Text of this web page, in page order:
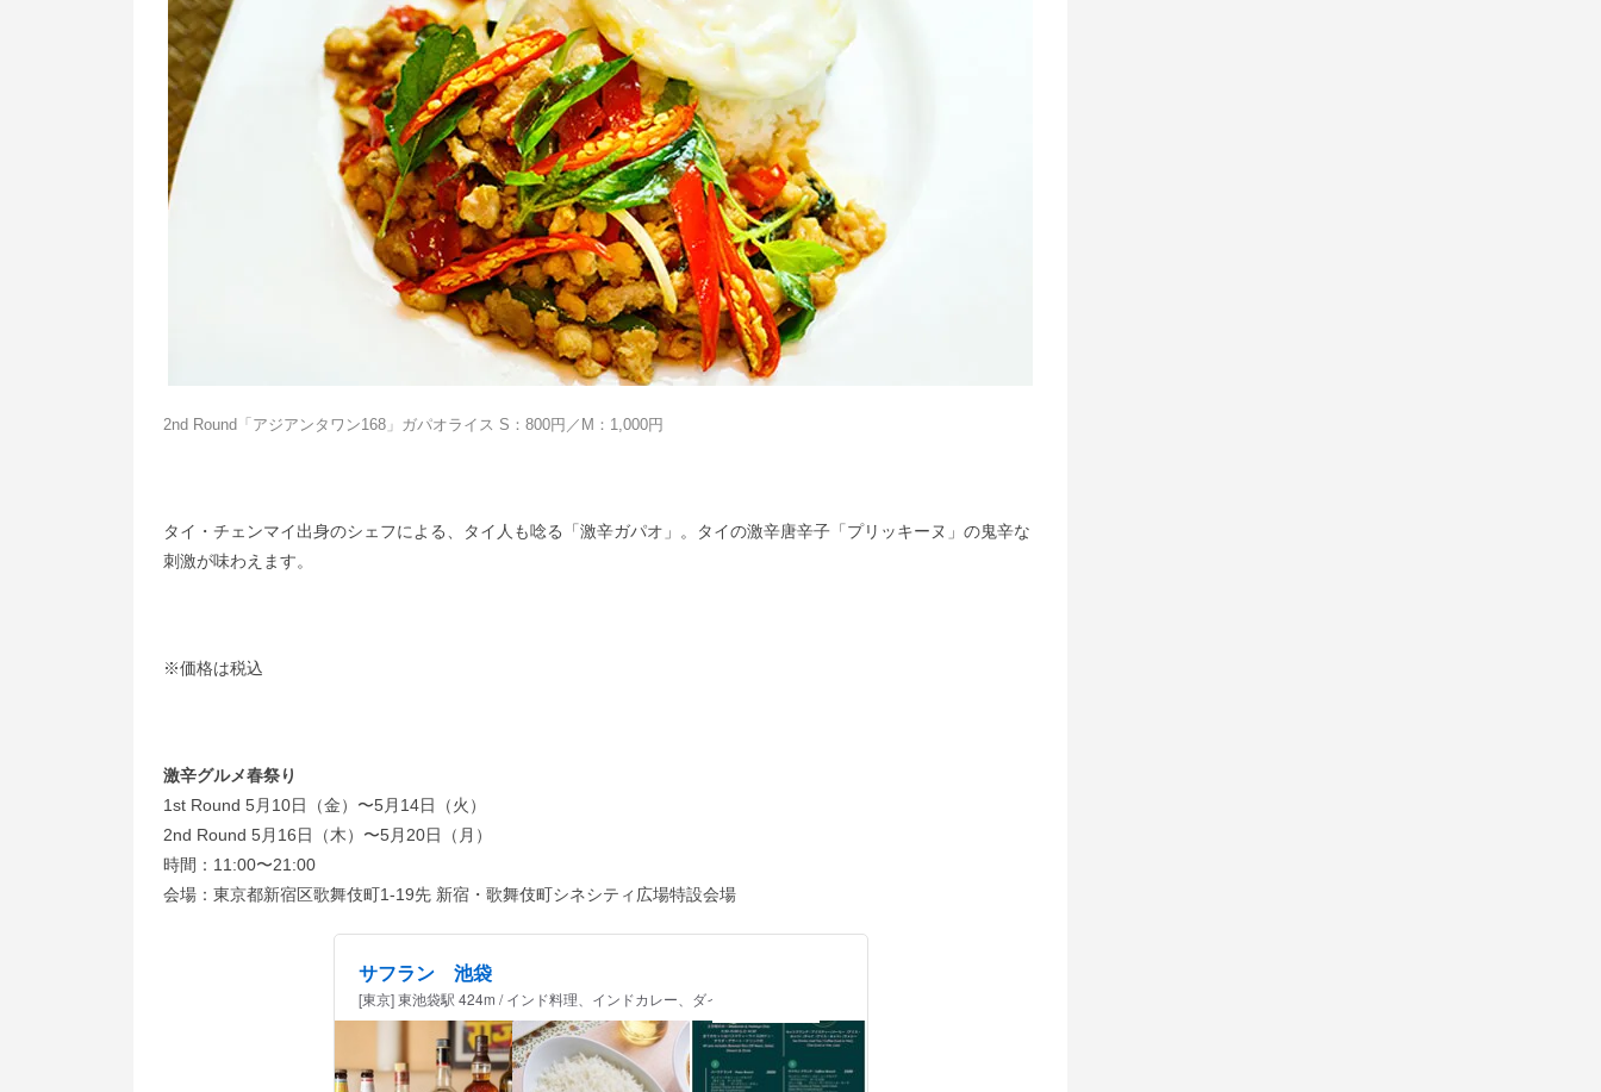
2nd Round「 アジアンタワン168」ガパオライス S：800円／M：1,000円
タイ・チェンマイ出身のシェフによる、タイ人も唸る「激辛ガパオ」。タイの激辛唐辛子「プリッキーヌ」の鬼辛な
刺激が味わえます。
※価格は税込
激辛グルメ春祭り
1st Round 5月10日（金）〜5月14日（火）
2nd Round 5月16日（木）〜5月20日（月）
時間：11:00〜21:00
会場：東京都新宿区歌舞伎町1-19先 新宿・歌舞伎町シネシティ広場特設会場
サフラン 池袋
[東京] 東池袋駅 424m / インド料理、インドカレー、ダイニングバー